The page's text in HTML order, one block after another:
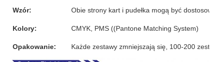
Wzór:
Obie strony kart i pudełka mogą być
Kolory: CMYK, PMS ((Pantone Matching System)
Opakowanie: Każde zestawy zmniejszają się, 100-200